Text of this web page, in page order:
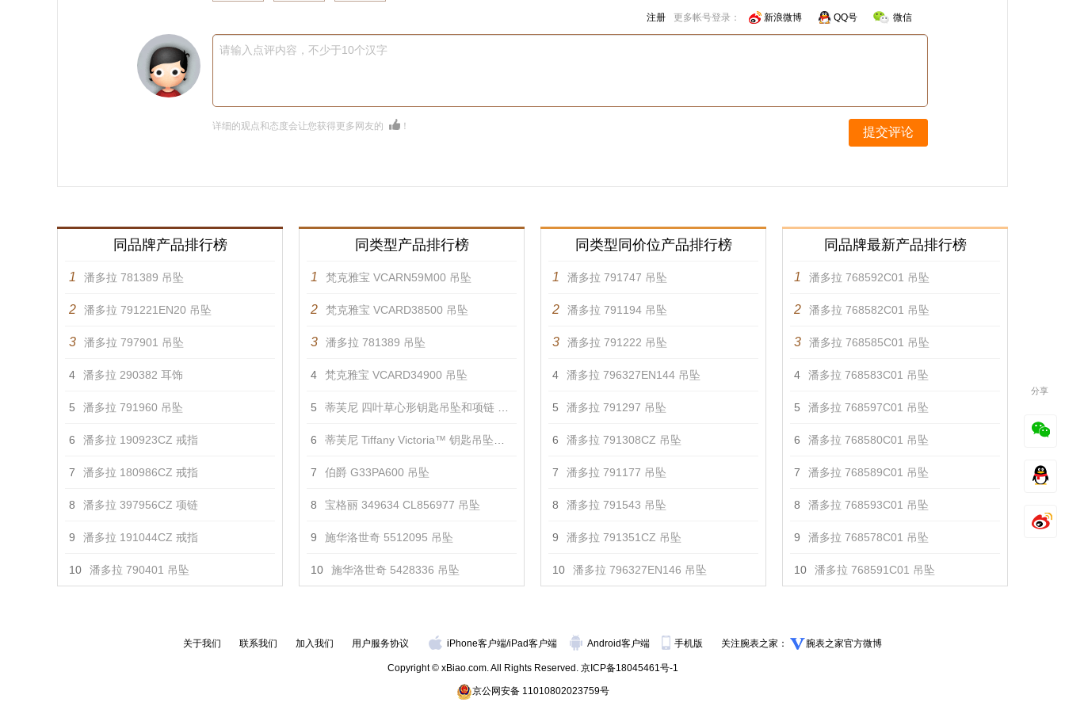
注册 更多帐号登录： 新浪微博 QQ号 微信
请输入点评内容，不少于10个汉字
详细的观点和态度会让您获得更多网友的 ！ 提交评论
同品牌产品排行榜
1 潘多拉 781389 吊坠
2 潘多拉 791221EN20 吊坠
3 潘多拉 797901 吊坠
4 潘多拉 290382 耳饰
5 潘多拉 791960 吊坠
6 潘多拉 190923CZ 戒指
7 潘多拉 180986CZ 戒指
8 潘多拉 397956CZ 项链
9 潘多拉 191044CZ 戒指
10 潘多拉 790401 吊坠
同类型产品排行榜
1 梵克雅宝 VCARN59M00 吊坠
2 梵克雅宝 VCARD38500 吊坠
3 潘多拉 781389 吊坠
4 梵克雅宝 VCARD34900 吊坠
5 蒂芙尼 四叶草心形钥匙吊坠和项链 吊坠
6 蒂芙尼 Tiffany Victoria™ 钥匙吊坠项链 吊坠
7 伯爵 G33PA600 吊坠
8 宝格丽 349634 CL856977 吊坠
9 施华洛世奇 5512095 吊坠
10 施华洛世奇 5428336 吊坠
同类型同价位产品排行榜
1 潘多拉 791747 吊坠
2 潘多拉 791194 吊坠
3 潘多拉 791222 吊坠
4 潘多拉 796327EN144 吊坠
5 潘多拉 791297 吊坠
6 潘多拉 791308CZ 吊坠
7 潘多拉 791177 吊坠
8 潘多拉 791543 吊坠
9 潘多拉 791351CZ 吊坠
10 潘多拉 796327EN146 吊坠
同品牌最新产品排行榜
1 潘多拉 768592C01 吊坠
2 潘多拉 768582C01 吊坠
3 潘多拉 768585C01 吊坠
4 潘多拉 768583C01 吊坠
5 潘多拉 768597C01 吊坠
6 潘多拉 768580C01 吊坠
7 潘多拉 768589C01 吊坠
8 潘多拉 768593C01 吊坠
9 潘多拉 768578C01 吊坠
10 潘多拉 768591C01 吊坠
关于我们 联系我们 加入我们 用户服务协议 iPhone客户端/iPad客户端 Android客户端 手机版 关注腕表之家： 腕表之家官方微博
Copyright © xBiao.com. All Rights Reserved. 京ICP备18045461号-1
京公网安备 11010802023759号
分享